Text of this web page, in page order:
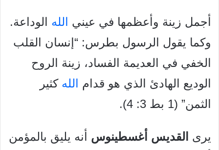
أجمل زينة وأعظمها في عيني الله الوداعة.
وكما يقول الرسول بطرس: “إنسان القلب
الخفي في العديمة الفساد، زينة الروح
الوديع الهادئ الذي هو قدام
الله كثير
الثمن” (1 بط 3: 4).
يرى القديس أغسطينوس
أنه يليق بالمؤمن